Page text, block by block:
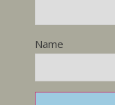
Name